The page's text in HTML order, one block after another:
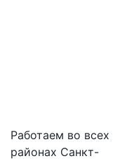
Работаем во всех
районах Санкт-